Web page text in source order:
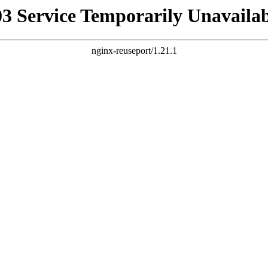
Service Temporarily
nginx-reuseport/1.21.1